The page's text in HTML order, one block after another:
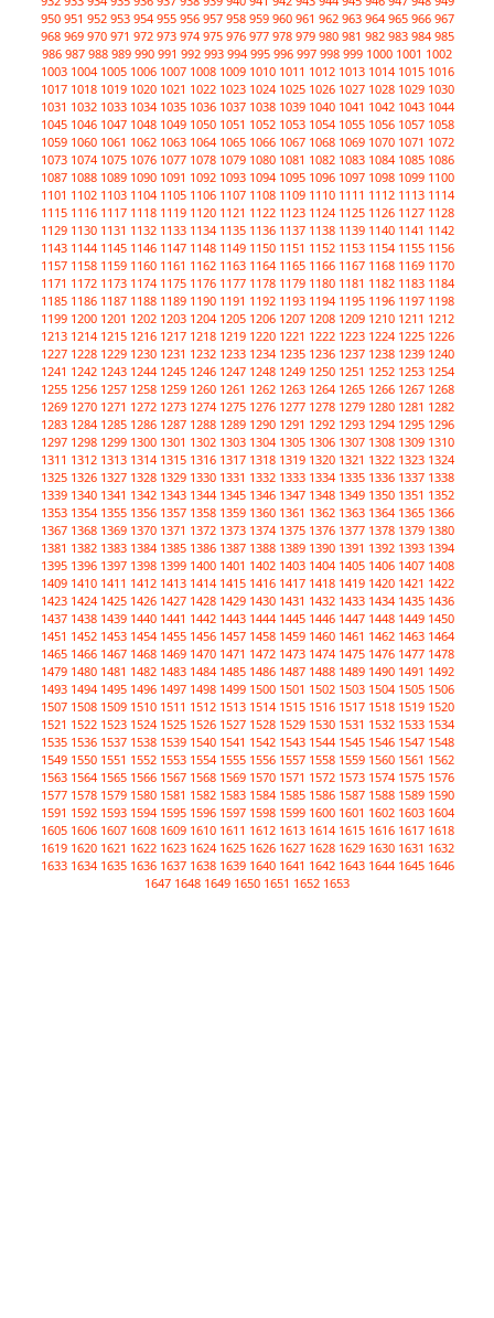
950 951 952 953 954 955 956 957 958 959 960 961 962 963 964 965 966 967
968 969 970 971 972 973 974 975 976 977 978 979 980 981 982 983 984 985
986 987 988 989 990 991 992 993 994 995 996 997 998 999 1000 1001 1002
1003 1004 1005 1006 1007 1008 1009 1010 1011 1012 1013 1014 1015 1016
1017 1018 1019 1020 1021 1022 1023 1024 1025 1026 1027 1028 1029 1030
1031 1032 1033 1034 1035 1036 1037 1038 1039 1040 1041 1042 1043 1044
1045 1046 1047 1048 1049 1050 1051 1052 1053 1054 1055 1056 1057 1058
1059 1060 1061 1062 1063 1064 1065 1066 1067 1068 1069 1070 1071 1072
1073 1074 1075 1076 1077 1078 1079 1080 1081 1082 1083 1084 1085 1086
1087 1088 1089 1090 1091 1092 1093 1094 1095 1096 1097 1098 1099 1100
1101 1102 1103 1104 1105 1106 1107 1108 1109 1110 1111 1112 1113 1114
1115 1116 1117 1118 1119 1120 1121 1122 1123 1124 1125 1126 1127 1128
1129 1130 1131 1132 1133 1134 1135 1136 1137 1138 1139 1140 1141 1142
1143 1144 1145 1146 1147 1148 1149 1150 1151 1152 1153 1154 1155 1156
1157 1158 1159 1160 1161 1162 1163 1164 1165 1166 1167 1168 1169 1170
1171 1172 1173 1174 1175 1176 1177 1178 1179 1180 1181 1182 1183 1184
1185 1186 1187 1188 1189 1190 1191 1192 1193 1194 1195 1196 1197 1198
1199 1200 1201 1202 1203 1204 1205 1206 1207 1208 1209 1210 1211 1212
1213 1214 1215 1216 1217 1218 1219 1220 1221 1222 1223 1224 1225 1226
1227 1228 1229 1230 1231 1232 1233 1234 1235 1236 1237 1238 1239 1240
1241 1242 1243 1244 1245 1246 1247 1248 1249 1250 1251 1252 1253 1254
1255 1256 1257 1258 1259 1260 1261 1262 1263 1264 1265 1266 1267 1268
1269 1270 1271 1272 1273 1274 1275 1276 1277 1278 1279 1280 1281 1282
1283 1284 1285 1286 1287 1288 1289 1290 1291 1292 1293 1294 1295 1296
1297 1298 1299 1300 1301 1302 1303 1304 1305 1306 1307 1308 1309 1310
1311 1312 1313 1314 1315 1316 1317 1318 1319 1320 1321 1322 1323 1324
1325 1326 1327 1328 1329 1330 1331 1332 1333 1334 1335 1336 1337 1338
1339 1340 1341 1342 1343 1344 1345 1346 1347 1348 1349 1350 1351 1352
1353 1354 1355 1356 1357 1358 1359 1360 1361 1362 1363 1364 1365 1366
1367 1368 1369 1370 1371 1372 1373 1374 1375 1376 1377 1378 1379 1380
1381 1382 1383 1384 1385 1386 1387 1388 1389 1390 1391 1392 1393 1394
1395 1396 1397 1398 1399 1400 1401 1402 1403 1404 1405 1406 1407 1408
1409 1410 1411 1412 1413 1414 1415 1416 1417 1418 1419 1420 1421 1422
1423 1424 1425 1426 1427 1428 1429 1430 1431 1432 1433 1434 1435 1436
1437 1438 1439 1440 1441 1442 1443 1444 1445 1446 1447 1448 1449 1450
1451 1452 1453 1454 1455 1456 1457 1458 1459 1460 1461 1462 1463 1464
1465 1466 1467 1468 1469 1470 1471 1472 1473 1474 1475 1476 1477 1478
1479 1480 1481 1482 1483 1484 1485 1486 1487 1488 1489 1490 1491 1492
1493 1494 1495 1496 1497 1498 1499 1500 1501 1502 1503 1504 1505 1506
1507 1508 1509 1510 1511 1512 1513 1514 1515 1516 1517 1518 1519 1520
1521 1522 1523 1524 1525 1526 1527 1528 1529 1530 1531 1532 1533 1534
1535 1536 1537 1538 1539 1540 1541 1542 1543 1544 1545 1546 1547 1548
1549 1550 1551 1552 1553 1554 1555 1556 1557 1558 1559 1560 1561 1562
1563 1564 1565 1566 1567 1568 1569 1570 1571 1572 1573 1574 1575 1576
1577 1578 1579 1580 1581 1582 1583 1584 1585 1586 1587 1588 1589 1590
1591 1592 1593 1594 1595 1596 1597 1598 1599 1600 1601 1602 1603 1604
1605 1606 1607 1608 1609 1610 1611 1612 1613 1614 1615 1616 1617 1618
1619 1620 1621 1622 1623 1624 1625 1626 1627 1628 1629 1630 1631 1632
1633 1634 1635 1636 1637 1638 1639 1640 1641 1642 1643 1644 1645 1646
1647 1648 1649 1650 1651 1652 1653